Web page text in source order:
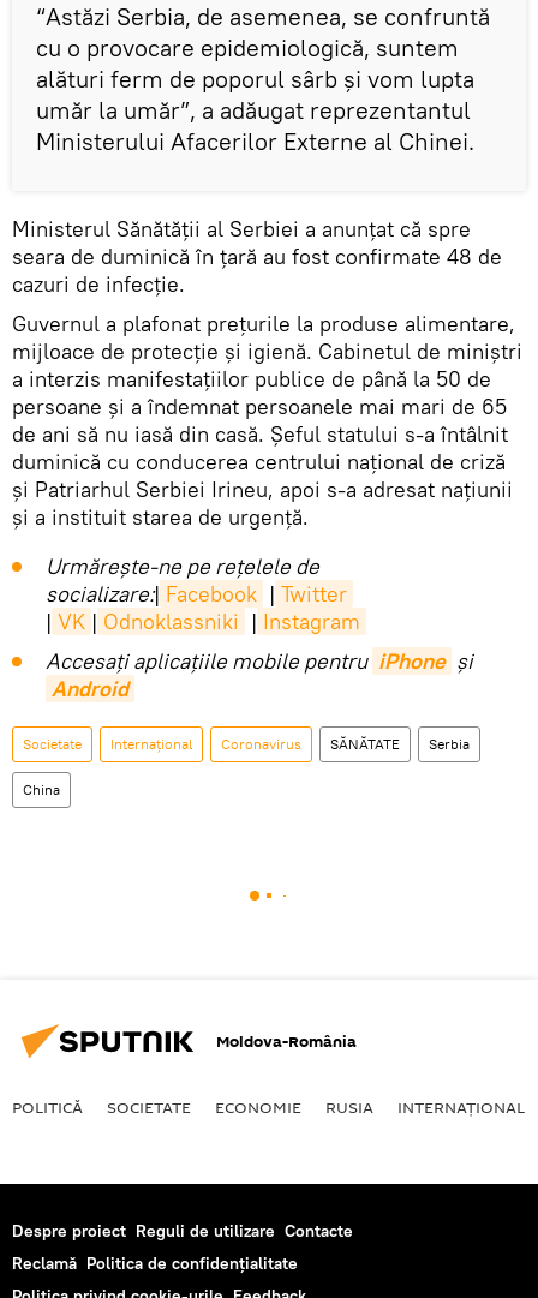
“Astăzi Serbia, de asemenea, se confruntă
cu o provocare epidemiologică, suntem
alături ferm de poporul sârb și vom lupta
umăr la umăr”, a adăugat reprezentantul
Ministerului Afacerilor Externe al Chinei.
Ministerul Sănătății al Serbiei a anunțat că spre
seara de duminică în țară au fost confirmate 48 de
cazuri de infecție.
Guvernul a plafonat prețurile la produse alimentare,
mijloace de protecție și igienă. Cabinetul de miniștri
a interzis manifestațiilor publice de până la 50 de
persoane și a îndemnat persoanele mai mari de 65
de ani să nu iasă din casă. Șeful statului s-a întâlnit
duminică cu conducerea centrului național de criză
și Patriarhul Serbiei Irineu, apoi s-a adresat națiunii
și a instituit starea de urgență.
Urmărește-ne pe rețelele de
socializare:| Facebook | Twitter
| VK | Odnoklassniki | Instagram
Accesaţi aplicaţiile mobile pentru iPhone și
Android
Societate Internaţional Coronavirus SĂNĂTATE Serbia
China
Moldova-România
POLITICĂ SOCIETATE ECONOMIE RUSIA INTERNAŢIONAL
Despre proiect Reguli de utilizare Contacte
Reclamă Politica de confidențialitate